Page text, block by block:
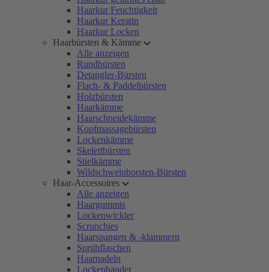
Haarkur Feuchtigkeit
Haarkur Keratin
Haarkur Locken
Haarbürsten & Kämme
Alle anzeigen
Rundbürsten
Detangler-Bürsten
Flach- & Paddelbürsten
Holzbürsten
Haarkämme
Haarschneidekämme
Kopfmassagebürsten
Lockenkämme
Skelettbürsten
Stielkämme
Wildschweinborsten-Bürsten
Haar-Accessoires
Alle anzeigen
Haargummis
Lockenwickler
Scrunchies
Haarspangen & -klammern
Sprühflaschen
Haarnadeln
Lockenbänder